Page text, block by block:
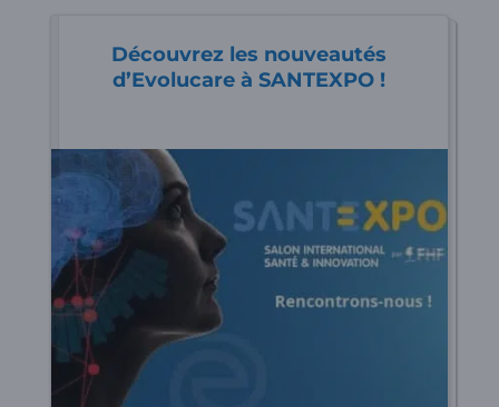
Découvrez les nouveautés
d’Evolucare à SANTEXPO !